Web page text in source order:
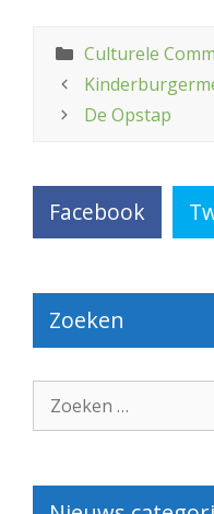
Categorieën
Culturele
De Opstap
Facebook
Zoeken
naar: